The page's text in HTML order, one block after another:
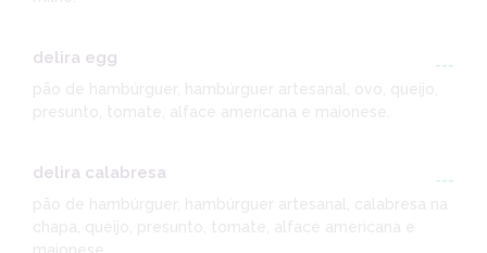
delira egg
---
presunto, tomate, alface americana e maionese.
delira calabresa
---
pão de hambúrguer, hambúrguer artesanal, calabresa na
chapa, queijo, presunto, tomate, alface americana e